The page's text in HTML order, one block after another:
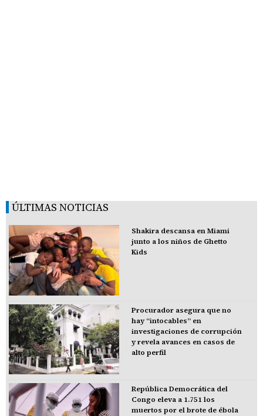
ÚLTIMAS NOTICIAS
Shakira descansa en Miami
junto a los niños de Ghetto
Kids
Procurador asegura que no
hay “intocables” en
investigaciones de corrupción
y revela avances en casos de
alto perfil
República Democrática del
Congo eleva a 1.751 los
muertos por el brote de ébola